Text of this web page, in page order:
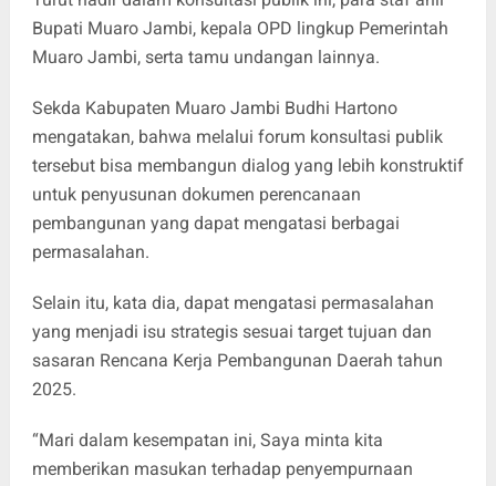
Bupati Muaro Jambi, kepala OPD lingkup Pemerintah
Muaro Jambi, serta tamu undangan lainnya.
Sekda Kabupaten Muaro Jambi Budhi Hartono
mengatakan, bahwa melalui forum konsultasi publik
tersebut bisa membangun dialog yang lebih konstruktif
untuk penyusunan dokumen perencanaan
pembangunan yang dapat mengatasi berbagai
permasalahan.
Selain itu, kata dia, dapat mengatasi permasalahan
yang menjadi isu strategis sesuai target tujuan dan
sasaran Rencana Kerja Pembangunan Daerah tahun
2025.
“Mari dalam kesempatan ini, Saya minta kita
memberikan masukan terhadap penyempurnaan